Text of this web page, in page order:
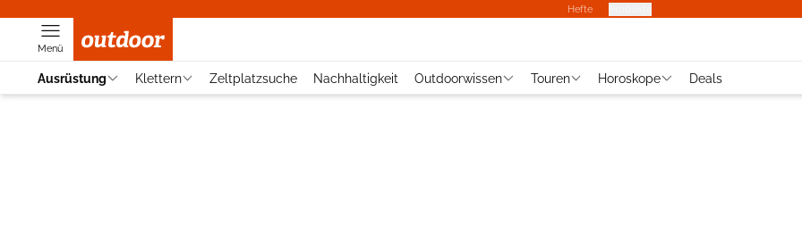
Hefte
Menü
Ausrüstung Klettern Zeltplatzsuche Nachhaltigkeit Outdoorwissen Touren Horoskope Deals